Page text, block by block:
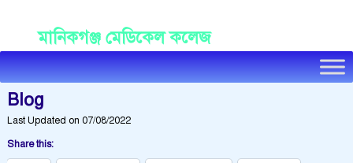
মানিকগঞ্জ মেডিকেল কলেজ
Blog
Last Updated on 07/08/2022
Share this: